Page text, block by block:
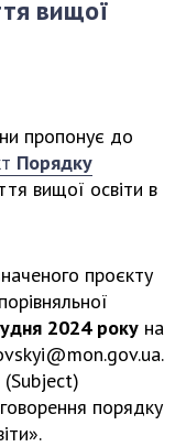
наук
вищої
пропонує до
Порядку
вищої освіти в
проєкту
2024 року на
.
порядку